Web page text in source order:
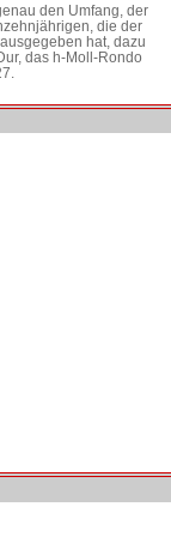
den Umfang, der
die der
hat, dazu
das h-Moll-Rondo